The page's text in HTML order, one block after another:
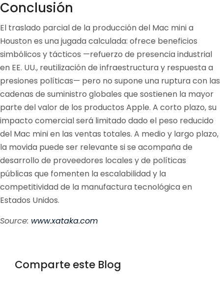
Conclusión
El traslado parcial de la producción del Mac mini a
Houston es una jugada calculada: ofrece beneficios
simbólicos y tácticos —refuerzo de presencia industrial
en EE. UU., reutilización de infraestructura y respuesta a
presiones políticas— pero no supone una ruptura con las
cadenas de suministro globales que sostienen la mayor
parte del valor de los productos Apple. A corto plazo, su
impacto comercial será limitado dado el peso reducido
del Mac mini en las ventas totales. A medio y largo plazo,
la movida puede ser relevante si se acompaña de
desarrollo de proveedores locales y de políticas
públicas que fomenten la escalabilidad y la
competitividad de la manufactura tecnológica en
Estados Unidos.
Source: www.xataka.com
Comparte este Blog